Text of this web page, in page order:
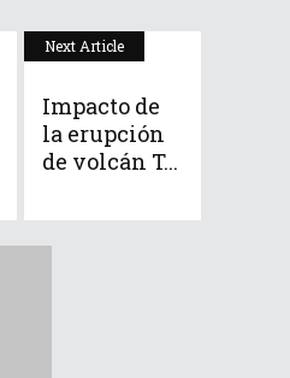
Next Article
Impacto de
la erupción
de volcán T...